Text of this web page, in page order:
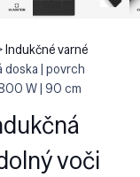
Indukčné varné
doska | povrch
W | 90 cm
voči